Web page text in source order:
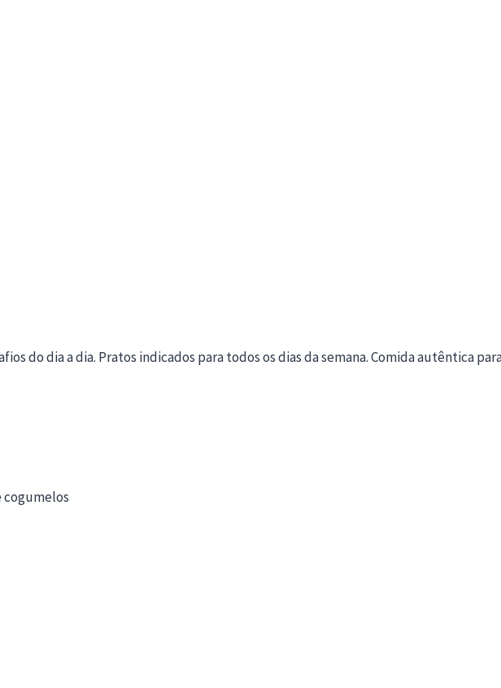
do dia a dia. Pratos indicados para todos os dias da semana. Comida autêntica
cogumelos